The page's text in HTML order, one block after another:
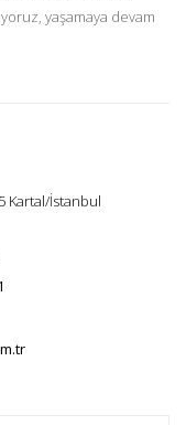
yaşamaya devam
Kartal/İstanbul